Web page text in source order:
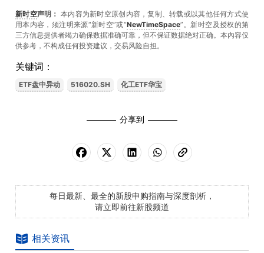
新时空声明： 本内容为新时空原创内容，复制、转载或以其他任何方式使
用本内容，须注明来源“新时空”或“NewTimeSpace”。新时空及授权的第
三方信息提供者竭力确保数据准确可靠，但不保证数据绝对正确。本內容仅
供参考，不构成任何投资建议，交易风险自担。
关键词：
ETF盘中异动 516020.SH 化工ETF华宝
分享到
每日最新、最全的新股申购指南与深度剖析，
请立即前往新股频道
相关资讯